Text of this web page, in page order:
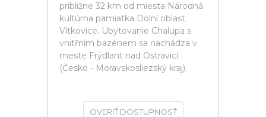
približne 32 km od miesta Národná
kultúrna pamiatka Dolní oblast
Vítkovice. Ubytovanie Chalupa s
vnitřním bazénem sa nachádza v
meste Frýdlant nad Ostravicí
(Česko - Moravskosliezský kraj).
OVERIŤ DOSTUPNOSŤ